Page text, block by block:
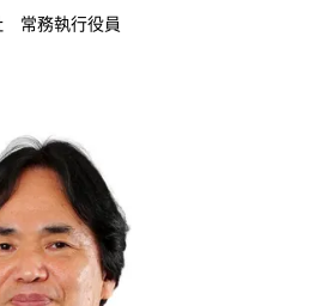
常務執行役員